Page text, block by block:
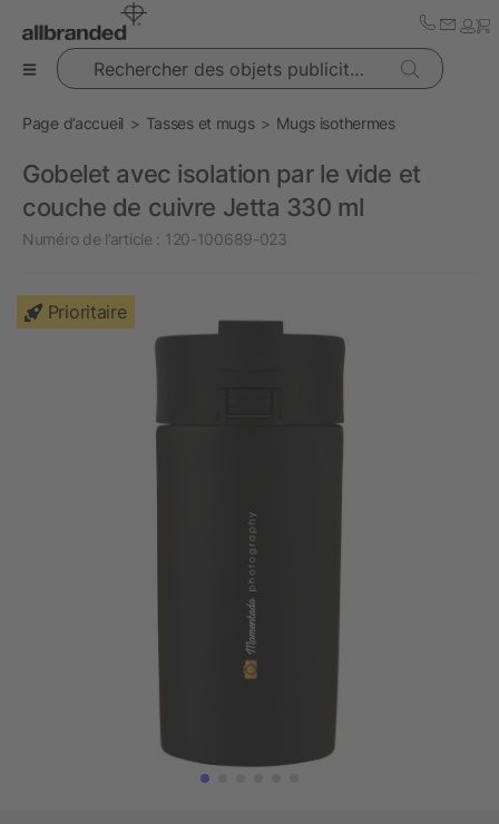
Rechercher des objets publicitaires
Page d’accueil Tasses et mugs Mugs isothermes
Gobelet avec isolation par le vide et
couche de cuivre Jetta 330 ml
Numéro de l’article : 120-100689-023
Prioritaire